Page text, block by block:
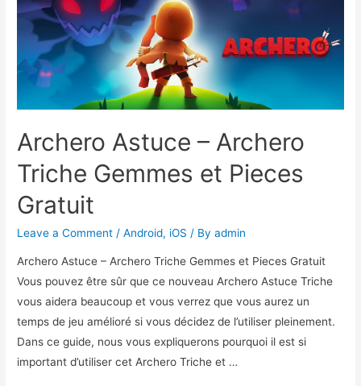
Archero Astuce – Archero
Triche Gemmes et Pieces
Gratuit
Leave a Comment /Android, iOS / Byadmin
Archero Astuce – Archero Triche Gemmes et Pieces Gratuit
Vous pouvez être sûr que ce nouveau Archero Astuce Triche
vous aidera beaucoup et vous verrez que vous aurez un
temps de jeu amélioré si vous décidez de l’utiliser pleinement.
Dans ce guide, nous vous expliquerons pourquoi il est si
important d’utiliser cet Archero Triche et …